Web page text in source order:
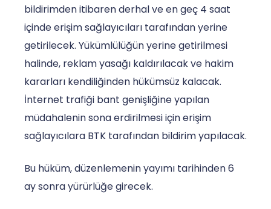
bildirimden itibaren derhal ve en geç 4 saat
içinde erişim sağlayıcıları tarafından yerine
getirilecek. Yükümlülüğün yerine getirilmesi
halinde, reklam yasağı kaldırılacak ve hakim
kararları kendiliğinden hükümsüz kalacak.
İnternet trafiği bant genişliğine yapılan
müdahalenin sona erdirilmesi için erişim
sağlayıcılara BTK tarafından bildirim yapılacak.
Bu hüküm, düzenlemenin yayımı tarihinden 6
ay sonra yürürlüğe girecek.